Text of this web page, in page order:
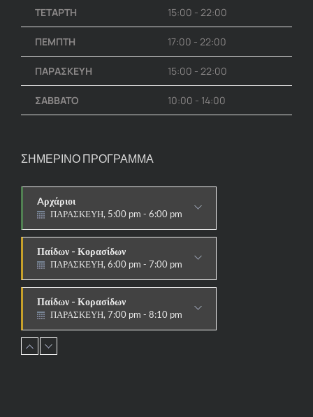
ΤΕΤΑΡΤΗ 15:00 - 22:00
ΠΕΜΠΤΗ 17:00 - 22:00
ΠΑΡΑΣΚΕΥΗ 15:00 - 22:00
ΣΑΒΒΑΤΟ 10:00 - 14:00
ΣΗΜΕΡΙΝΟ ΠΡΟΓΡΑΜΜΑ
Aρχάριοι
ΠΑΡΑΣΚΕΥΗ, 5:00 pm - 6:00 pm
Παίδων - Κορασίδων
ΠΑΡΑΣΚΕΥΗ, 6:00 pm - 7:00 pm
Παίδων - Κορασίδων
ΠΑΡΑΣΚΕΥΗ, 7:00 pm - 8:10 pm
Εφήβων - Νεανίδων